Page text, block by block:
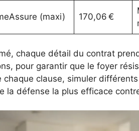
(maxi) 170,06 €
chaque détail du contrat
pour garantir que le foyer
chaque clause, simuler
la défense la plus efficace